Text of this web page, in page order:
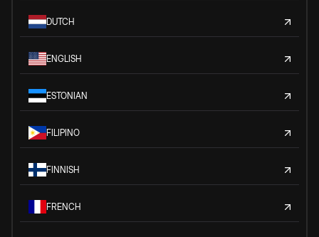
DUTCH
ENGLISH
ESTONIAN
FILIPINO
FINNISH
FRENCH